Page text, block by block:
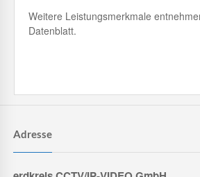
Weitere Leistungsmerkmale
Datenblatt.
Adresse